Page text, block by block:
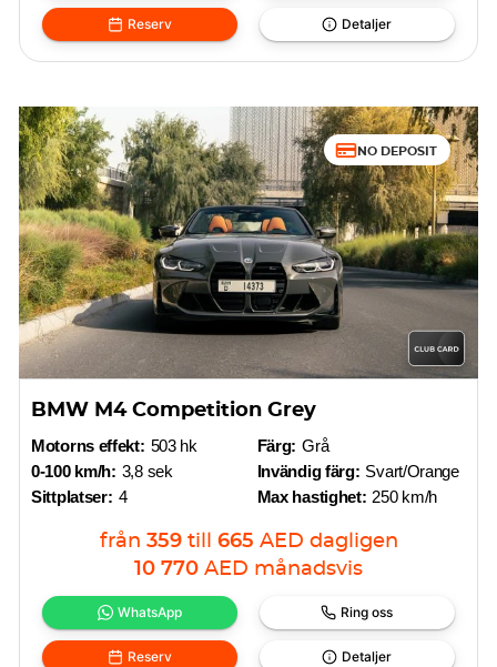
Reserv Detaljer
NO DEPOSIT
BMW M4 Competition Grey
Motorns effekt: 503 hk
0-100 km/h: 3,8 sek
Sittplatser: 4
Färg: Grå
Invändig färg: Svart/Orange
Max hastighet: 250 km/h
från 359 till 665 AED dagligen
10 770 AED månadsvis
WhatsApp Ring oss
Reserv Detaljer